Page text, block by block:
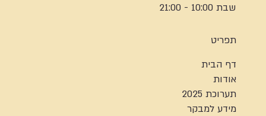
שבת 10:00 - 21:00
תפריט
דף הבית
אודות
תערוכת 2025
מידע למבקר